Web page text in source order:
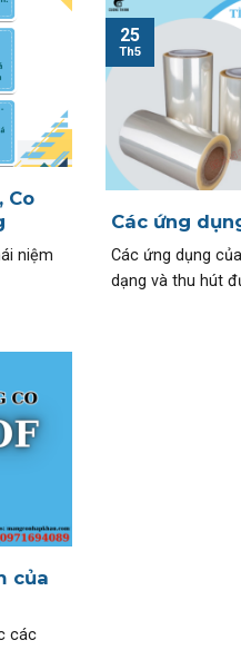
Co
niệm
Các ứng
Các ứng dụng
dạng và thu hút
25
Th5
của
các